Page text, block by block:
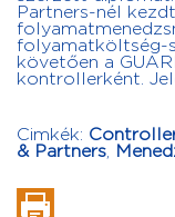
Partners-nél
folyamatköltség-
követően a
kontrollerként.
Cimkék:
& Partners